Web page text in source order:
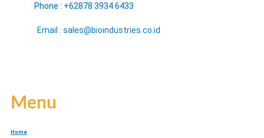
Phone : +62878 3934 6433
Email : sales@bioindustries.co.id
Menu
Home